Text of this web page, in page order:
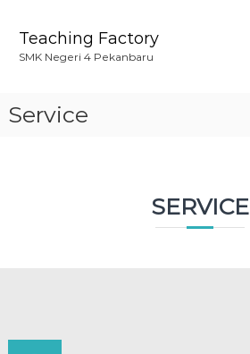
Teaching Factory
SMK Negeri 4 Pekanbaru
Service
SERVICE